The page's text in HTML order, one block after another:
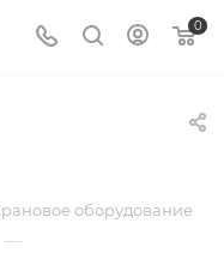
0
оборудование
—